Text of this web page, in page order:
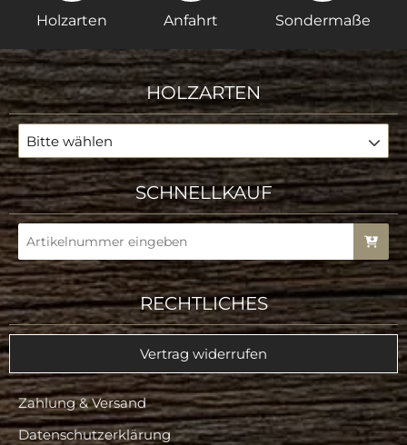
Holzarten Anfahrt Sondermaße
HOLZARTEN
Bitte wählen
SCHNELLKAUF
RECHTLICHES
Vertrag widerrufen
Zahlung & Versand
Datenschutzerklärung